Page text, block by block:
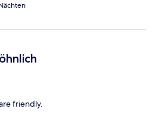
friendly.